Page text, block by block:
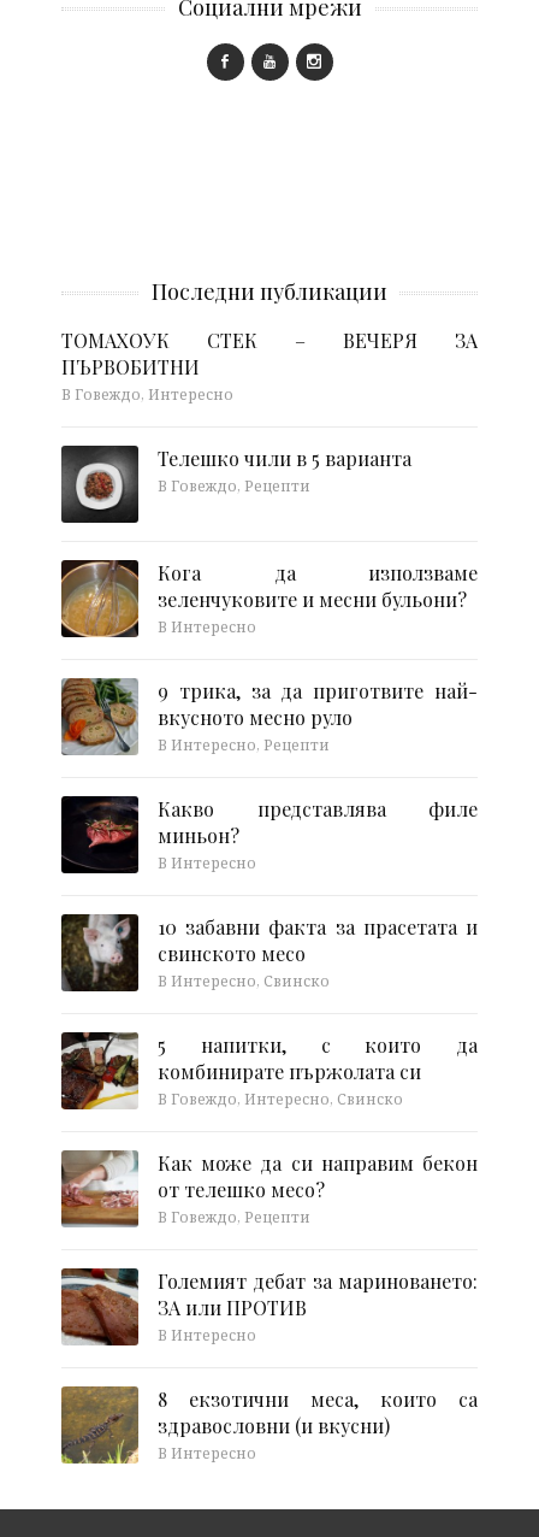
Социални мрежи
Последни публикации
ТОМАХОУК СТЕК – ВЕЧЕРЯ ЗА
ПЪРВОБИТНИ
В Говеждо, Интересно
Телешко чили в 5 варианта
В Говеждо, Рецепти
Кога да използваме
зеленчуковите и месни бульони?
В Интересно
9 трика, за да приготвите най-
вкусното месно руло
В Интересно, Рецепти
Какво представлява филе
миньон?
В Интересно
10 забавни факта за прасетата и
свинското месо
В Интересно, Свинско
5 напитки, с които да
комбинирате пържолата си
В Говеждо, Интересно, Свинско
Как може да си направим бекон
от телешко месо?
В Говеждо, Рецепти
Големият дебат за мариноването:
ЗА или ПРОТИВ
В Интересно
8 екзотични меса, които са
здравословни (и вкусни)
В Интересно